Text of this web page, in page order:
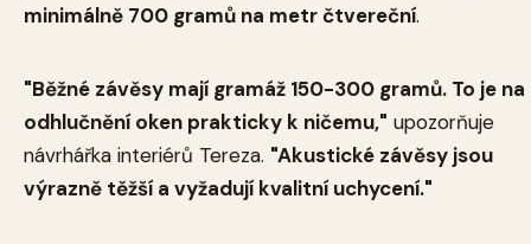
minimálně 700 gramů na metr čtvereční.
"Běžné závěsy mají gramáž 150-300 gramů. To je na
odhlučnění oken prakticky k ničemu," upozorňuje
návrhářka interiérů Tereza. "Akustické závěsy jsou
výrazně těžší a vyžadují kvalitní uchycení."